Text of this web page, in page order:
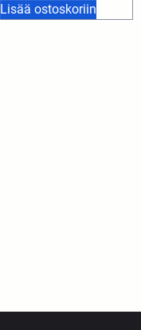
Lisää ostoskoriin